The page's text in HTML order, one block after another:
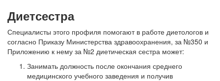
Диетсестра
Специалисты этого профиля помогают в работе диетологов и
согласно Приказу Министерства здравоохранения, за №350 и
Приложению к нему за №2 диетическая сестра может:
Занимать должность после окончания среднего
медицинского учебного заведения и получив